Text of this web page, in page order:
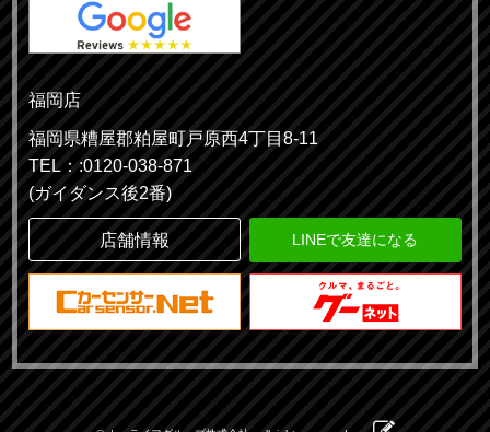
福岡店
福岡県糟屋郡粕屋町戸原西4丁目8-11
TEL：:0120-038-871
(ガイダンス後2番)
店舗情報 LINEで友達になる